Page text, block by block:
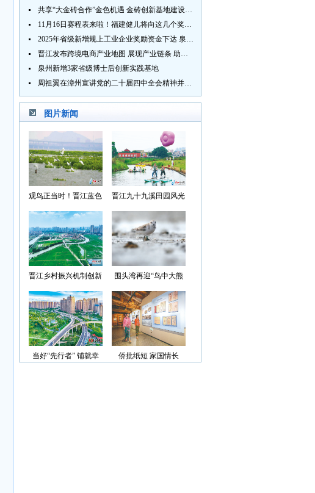
共享“大金砖合作”金色机遇 金砖创新基地建设成效显著
11月16日赛程表来啦！福建健儿将向这几个奖牌发起冲击→
2025年省级新增规上工业企业奖励资金下达 泉州市获补资金居全省首位
晋江发布跨境电商产业地图 展现产业链条 助力“晋品出海”
泉州新增3家省级博士后创新实践基地
周祖翼在漳州宣讲党的二十届四中全会精神并调研
图片新闻
观鸟正当时！晋江蓝色
晋江九十九溪田园风光
光”首批认定名单
晋江乡村振兴机制创新
围头湾再迎“鸟中大熊
当好“先行者” 铺就幸
侨批纸短 家国情长